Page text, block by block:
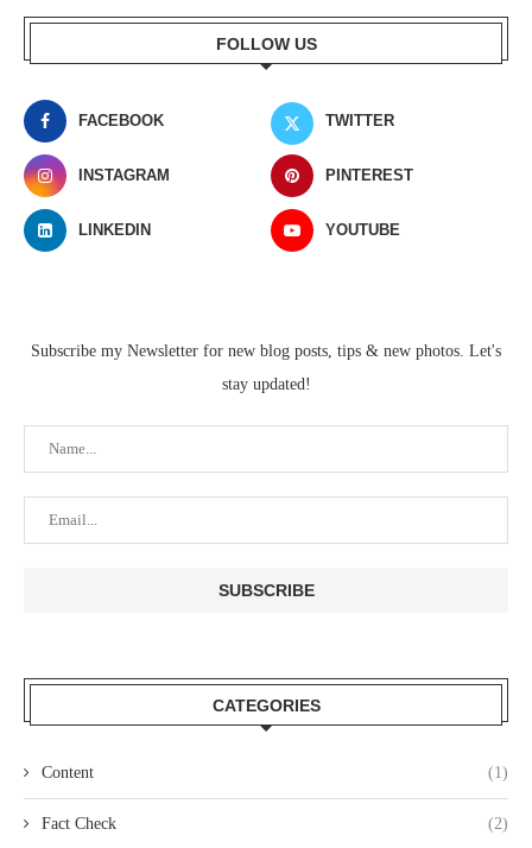
FOLLOW US
FACEBOOK TWITTER
INSTAGRAM PINTEREST
LINKEDIN YOUTUBE
Subscribe my Newsletter for new blog posts, tips & new photos. Let's
stay updated!
CATEGORIES
Content (1)
Fact Check (2)